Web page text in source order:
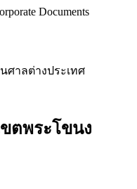
Documents
นศาลต่างประเทศ
ขตพระโขนง